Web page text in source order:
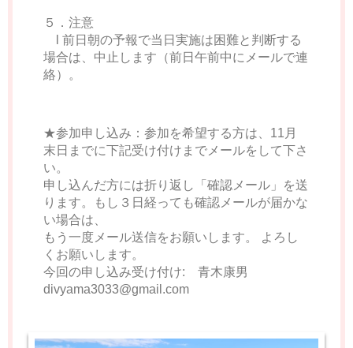
５．注意
l 前日朝の予報で当日実施は困難と判断する
場合は、中止します（前日午前中にメールで連
絡）。
★参加申し込み：参加を希望する方は、11月
末日までに下記受け付けまでメールをして下さ
い。
申し込んだ方には折り返し「確認メール」を送
ります。もし３日経っても確認メールが届かな
い場合は、
もう一度メール送信をお願いします。 よろし
くお願いします。
今回の申し込み受け付け: 青木康男
divyama3033@gmail.com